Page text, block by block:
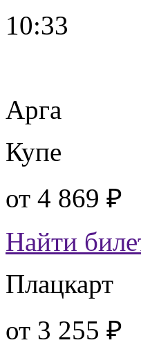
10:33
Арга
Купе
от 4 869 ₽
Найти
Плацкарт
от 3 255 ₽